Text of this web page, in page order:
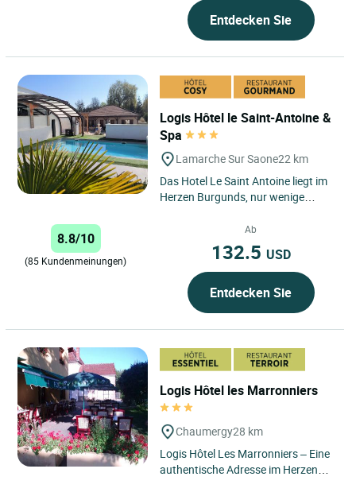
Entdecken Sie
Logis Hôtel le Saint-Antoine &
Spa
Lamarche Sur Saone22 km
Das Hotel Le Saint Antoine liegt im
Herzen Burgunds, nur wenige
und ist ein familiengeführtes...
8.8/10
(85 Kundenmeinungen)
Ab
132.5 USD
Entdecken Sie
Logis Hôtel les Marronniers
Chaumergy28 km
Logis Hôtel Les Marronniers – Eine
authentische Adresse im Herzen